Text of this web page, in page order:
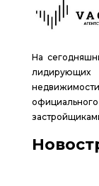
На